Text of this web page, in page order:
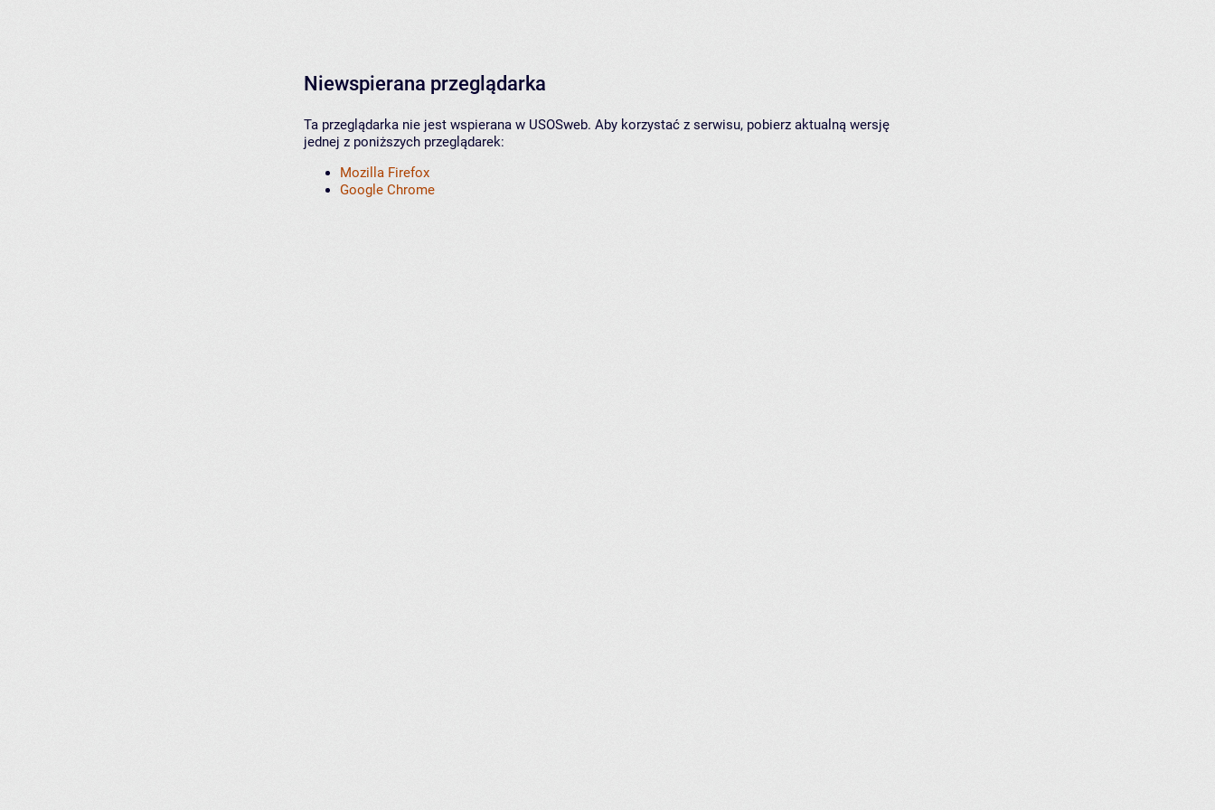
Niewspierana przeglądarka
Ta przeglądarka nie jest wspierana w USOSweb. Aby korzystać z serwisu, pobierz aktualną wersję
jednej z poniższych przeglądarek:
Mozilla Firefox
Google Chrome